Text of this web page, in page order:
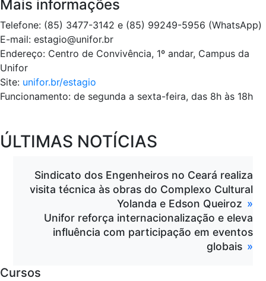
Mais informações
Telefone: (85) 3477-3142 e (85) 99249-5956 (WhatsApp)
E-mail: estagio@unifor.br
Endereço: Centro de Convivência, 1º andar, Campus da
Unifor
Site: unifor.br/estagio
Funcionamento: de segunda a sexta-feira, das 8h às 18h
ÚLTIMAS NOTÍCIAS
Sindicato dos Engenheiros no Ceará realiza
visita técnica às obras do Complexo Cultural
Yolanda e Edson Queiroz
Unifor reforça internacionalização e eleva
influência com participação em eventos
globais
Cursos